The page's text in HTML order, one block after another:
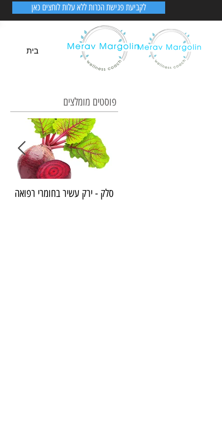
לקביעת פגישת הכרות ללא עלות לוחצים כאן
בית
פוסטים מומלצים
סלק - ירק עשיר בחומרי רפואה